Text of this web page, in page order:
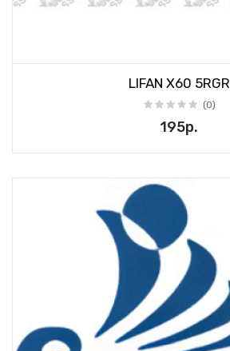
LIFAN X60 5RGR
(0)
195р.